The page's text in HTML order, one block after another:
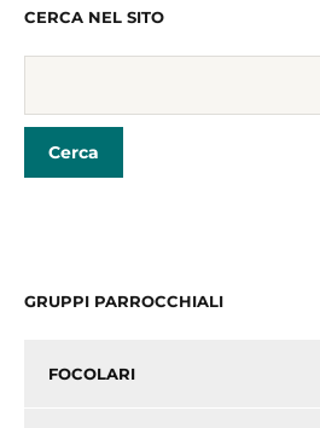
CERCA NEL SITO
GRUPPI PARROCCHIALI
FOCOLARI